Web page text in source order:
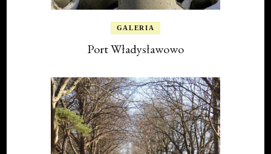
GALERIA
Port Władysławowo